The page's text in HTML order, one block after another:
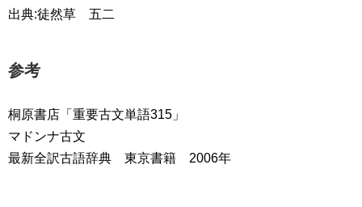
出典:徒然草 五二
参考
桐原書店「重要古文単語315」
マドンナ古文
最新全訳古語辞典 東京書籍 2006年